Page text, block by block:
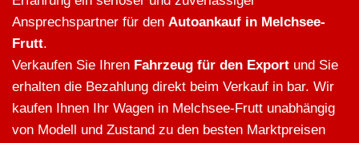
Ansprechspartner für den Autoankauf in Melchsee-
Frutt.
Verkaufen Sie Ihren Fahrzeug für den Export und Sie
erhalten die Bezahlung direkt beim Verkauf in bar. Wir
kaufen Ihnen Ihr Wagen in Melchsee-Frutt unabhängig
von Modell und Zustand zu den besten Marktpreisen